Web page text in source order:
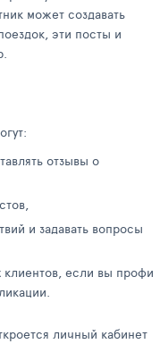
может создавать
эти посты и
отзывы о
и задавать вопросы
если вы профи
личный кабинет